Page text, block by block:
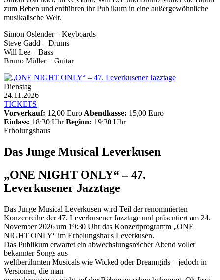
zum Beben und entführen ihr Publikum in eine außergewöhnliche
musikalische Welt.
Simon Oslender – Keyboards
Steve Gadd – Drums
Will Lee – Bass
Bruno Müller – Guitar
Dienstag
24.11.2026
TICKETS
Vorverkauf: 12,00 Euro Abendkasse: 15,00 Euro
Einlass: 18:30 UhrBeginn: 19:30 Uhr
Erholungshaus
Das Junge Musical Leverkusen
„ONE NIGHT ONLY“ – 47.
Leverkusener Jazztage
Das Junge Musical Leverkusen wird Teil der renommierten
Konzertreihe der 47. Leverkusener Jazztage und präsentiert am 24.
November 2026 um 19:30 Uhr das Konzertprogramm „ONE
NIGHT ONLY“ im Erholungshaus Leverkusen.
Das Publikum erwartet ein abwechslungsreicher Abend voller
bekannter Songs aus
weltberühmten Musicals wie Wicked oder Dreamgirls – jedoch in
Versionen, die man